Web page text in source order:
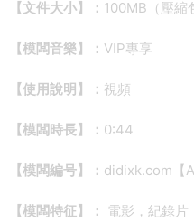
【文件大小】： 100MB（壓縮
【模闆音樂】： VIP專享
【使用說明】： 視頻
【模闆時長】： 0:44
【模闆編号】： didixk.com【
【模闆特征】：
電影，紀錄